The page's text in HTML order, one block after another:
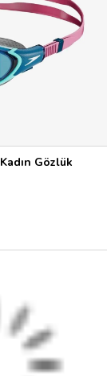
Gözlük